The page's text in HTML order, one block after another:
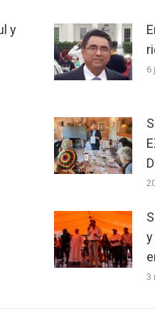
y
6
3